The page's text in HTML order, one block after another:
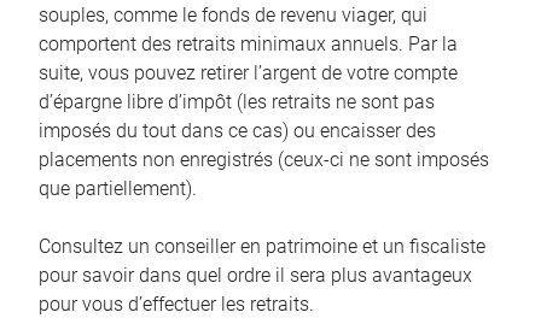
souples, comme le fonds de revenu viager, qui
comportent des retraits minimaux annuels. Par la
suite, vous pouvez retirer l’argent de votre compte
d’épargne libre d’impôt (les retraits ne sont pas
imposés du tout dans ce cas) ou encaisser des
placements non enregistrés (ceux-ci ne sont imposés
que partiellement).
Consultez un conseiller en patrimoine et un fiscaliste
pour savoir dans quel ordre il sera plus avantageux
pour vous d’effectuer les retraits.